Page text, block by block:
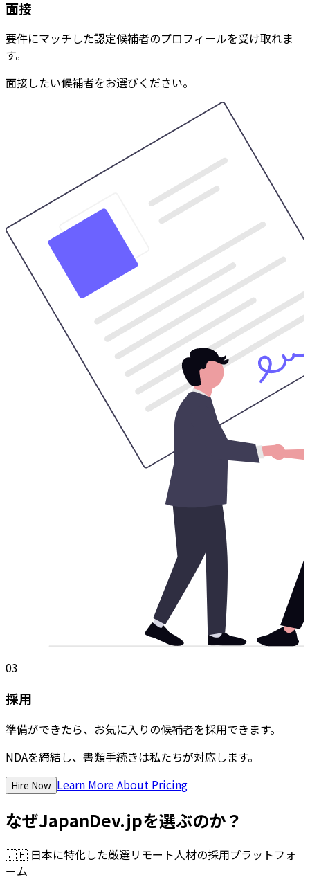
面接
要件にマッチした認定候補者のプロフィールを受け取れま
す。
面接したい候補者をお選びください。
03
採用
準備ができたら、お気に入りの候補者を採用できます。
NDAを締結し、書類手続きは私たちが対応します。
Hire Now Learn More About Pricing
なぜJapanDev.jpを選ぶのか？
🇯🇵 日本に特化した厳選リモート人材の採用プラットフォ
ーム